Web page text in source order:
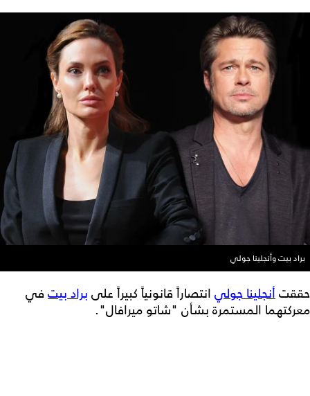
براد بيت وأنجلينا جولي
حققتأنجلينا جولي انتصاراً قانونياً كبيراً على براد بيتفي
معركتهما المستمرة بشأن "شاتو ميرافال".